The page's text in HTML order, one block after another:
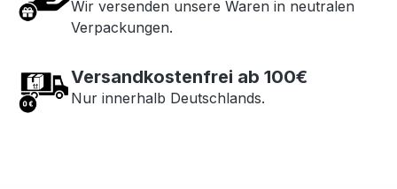
Wir versenden unsere Waren in neutralen
Verpackungen.
Versandkostenfrei ab 100€
Nur innerhalb Deutschlands.